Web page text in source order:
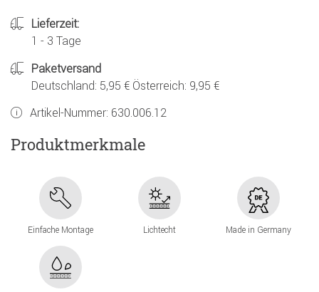
Lieferzeit:
1 - 3 Tage
Paketversand
Deutschland: 5,95 € Österreich: 9,95 €
Artikel-Nummer: 630.006.12
Produktmerkmale
Einfache Montage Lichtecht Made in Germany